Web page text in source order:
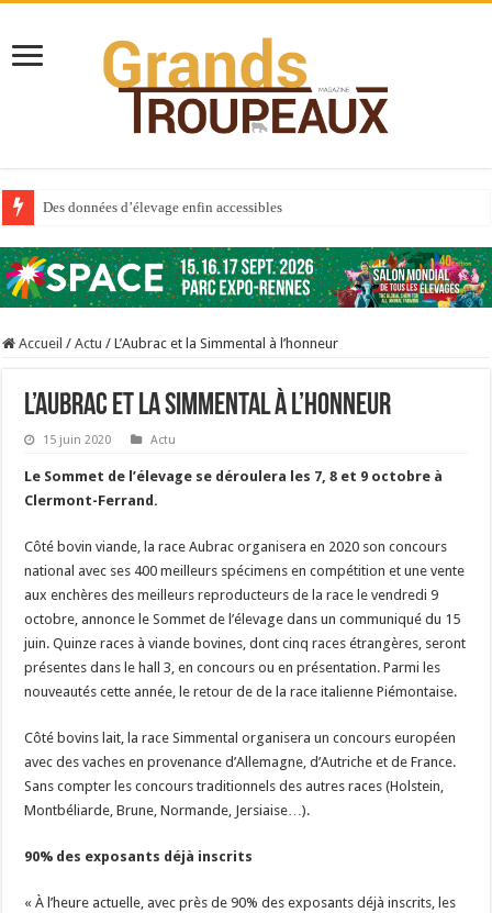
Des données d’élevage enfin accessibles
Au sommaire du premier numéro de 2025
Au sommaire de GTM 110
Aidez-nous à améliorer la santé de vos veaux !
Prix du lait européen : la France résiste mieux
À l’est, un nouveau virus
Accueil / Actu / L’Aubrac et la Simmental à l’honneur
L’Aubrac et la Simmental à l’honneur
15 juin 2020 Actu
Le Sommet de l’élevage se déroulera les 7, 8 et 9 octobre à
Clermont-Ferrand.
Côté bovin viande, la race Aubrac organisera en 2020 son concours
national avec ses 400 meilleurs spécimens en compétition et une vente
aux enchères des meilleurs reproducteurs de la race le vendredi 9
octobre, annonce le Sommet de l’élevage dans un communiqué du 15
juin. Quinze races à viande bovines, dont cinq races étrangères, seront
présentes dans le hall 3, en concours ou en présentation. Parmi les
nouveautés cette année, le retour de de la race italienne Piémontaise.
Côté bovins lait, la race Simmental organisera un concours européen
avec des vaches en provenance d’Allemagne, d’Autriche et de France.
Sans compter les concours traditionnels des autres races (Holstein,
Montbéliarde, Brune, Normande, Jersiaise…).
90% des exposants déjà inscrits
« À l’heure actuelle, avec près de 90% des exposants déjà inscrits, les